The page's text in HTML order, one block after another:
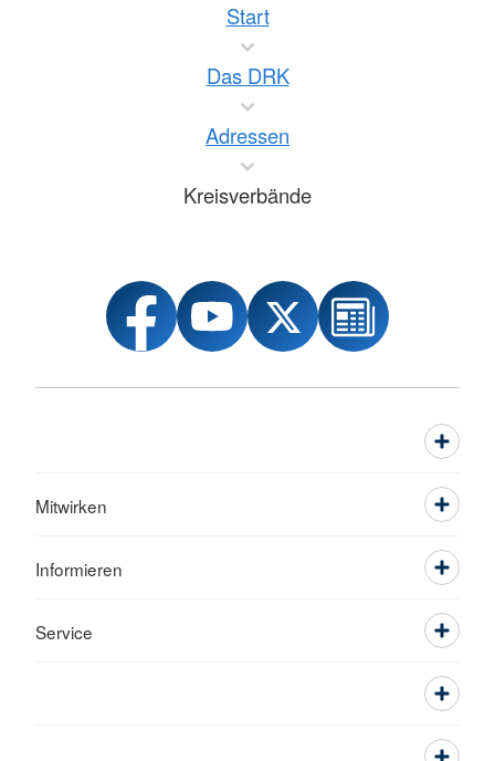
Start
Das DRK
Adressen
Kreisverbände
Mitwirken
Informieren
Service